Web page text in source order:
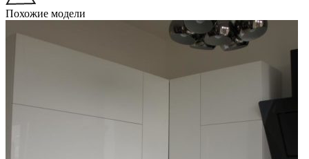
Похожие модели